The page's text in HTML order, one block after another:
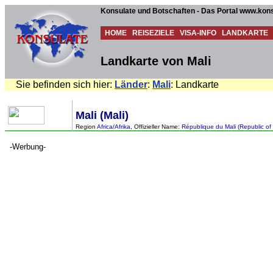
Konsulate und Botschaften - Das Portal
HOME REISEZIELE VISA-INFO LANDKARTE
Landkarte von Mali
Sie befinden sich hier: Länder: Mali: Landkarte
Mali (Mali)
Region Africa/Afrika , Offizieller Name: République du Mali (Republic of
-Werbung-